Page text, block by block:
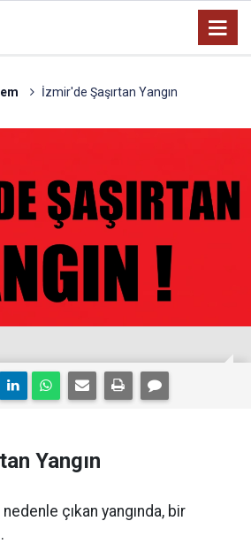
İzmir'de Şaşırtan Yangın
Yangın
çıkan yangında, bir